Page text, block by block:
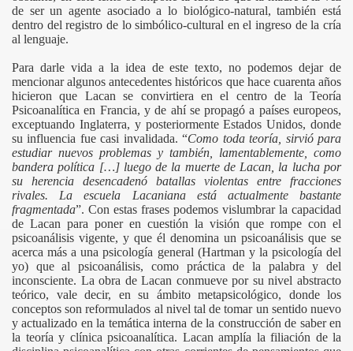
de ser un agente asociado a lo biológico-natural, también está
dentro del registro de lo simbólico-cultural en el ingreso de la cría
al lenguaje.
Para darle vida a la idea de este texto, no podemos dejar de
mencionar algunos antecedentes históricos que hace cuarenta años
hicieron que Lacan se convirtiera en el centro de la Teoría
Psicoanalítica en Francia, y de ahí se propagó a países europeos,
exceptuando Inglaterra, y posteriormente Estados Unidos, donde
su influencia fue casi invalidada. “Como toda teoría, sirvió para
estudiar nuevos problemas y también, lamentablemente, como
bandera política […] luego de la muerte de Lacan, la lucha por
su herencia desencadenó batallas violentas entre fracciones
rivales. La escuela Lacaniana está actualmente bastante
fragmentada”. Con estas frases podemos vislumbrar la capacidad
de Lacan para poner en cuestión la visión que rompe con el
psicoanálisis vigente, y que él denomina un psicoanálisis que se
acerca más a una psicología general (Hartman y la psicología del
yo) que al psicoanálisis, como práctica de la palabra y del
inconsciente. La obra de Lacan conmueve por su nivel abstracto
teórico, vale decir, en su ámbito metapsicológico, donde los
conceptos son reformulados al nivel tal de tomar un sentido nuevo
y actualizado en la temática interna de la construcción de saber en
la teoría y clínica psicoanalítica. Lacan amplía la filiación de la